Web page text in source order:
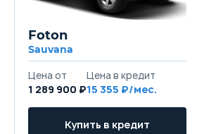
Foton
Sauvana
1 289 900 ₽15 355